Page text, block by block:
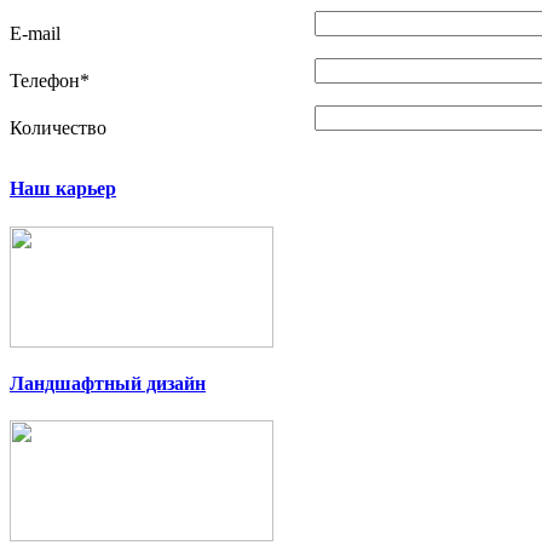
E-mail
Телефон*
Количество
Наш карьер
Ландшафтный дизайн